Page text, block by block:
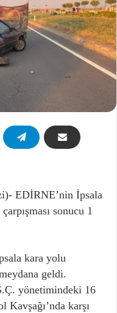
EDİRNE’nin İpsala
sonucu 1
kara yolu
geldi.
yönetimindeki 16
karşı